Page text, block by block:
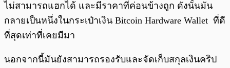
ไม่สามารถแฮกได้ และมีราคาที่ค่อนข้างถูก ดังนั้นมัน
กลายเป็นหนึ่งในกระเป๋าเงิน Bitcoin Hardware Wallet ที่ดี
ที่สุดเท่าที่เคยมีมา
นอกจากนี้มันยังสามารถรองรับและจัดเก็บสกุลเงินคริป